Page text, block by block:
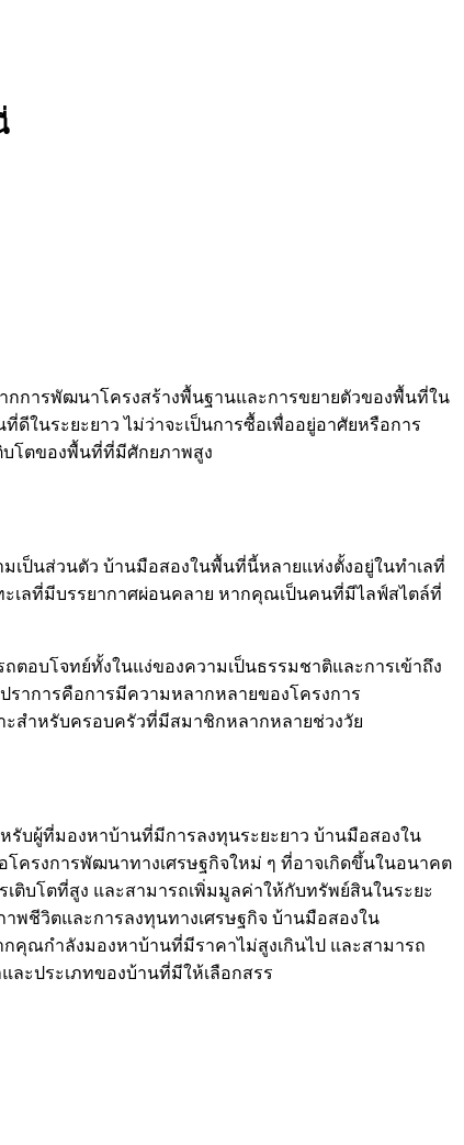
กการพัฒนาโครงสร้างพื้นฐานและการขยายตัวของพื้นที่ใน
ในระยะยาว ไม่ว่าจะเป็นการซื้อเพื่ออยู่อาศัยหรือการ
บโตของพื้นที่ที่มีศักยภาพสูง
เป็นส่วนตัว บ้านมือสองในพื้นที่นี้หลายแห่งตั้งอยู่ในทำเลที่
เลที่มีบรรยากาศผ่อนคลาย หากคุณเป็นคนที่มีไลฟ์สไตล์ที่
อบโจทย์ทั้งในแง่ของความเป็นธรรมชาติและการเข้าถึง
ราการคือการมีความหลากหลายของโครงการ
ะสำหรับครอบครัวที่มีสมาชิกหลากหลายช่วงวัย
บผู้ที่มองหาบ้านที่มีการลงทุนระยะยาว บ้านมือสองใน
ครงการพัฒนาทางเศรษฐกิจใหม่ ๆ ที่อาจเกิดขึ้นในอนาคต
บโตที่สูง และสามารถเพิ่มมูลค่าให้กับทรัพย์สินในระยะ
พชีวิตและการลงทุนทางเศรษฐกิจ บ้านมือสองใน
คุณกำลังมองหาบ้านที่มีราคาไม่สูงเกินไป และสามารถ
ะประเภทของบ้านที่มีให้เลือกสรร